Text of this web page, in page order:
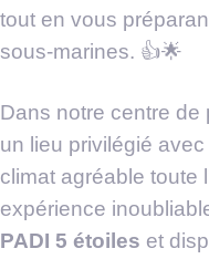
tout en vous
sous-marines. 👍🌟
Dans notre centre de
un lieu privilégié
climat agréable toute
expérience
PADI 5 étoiles et